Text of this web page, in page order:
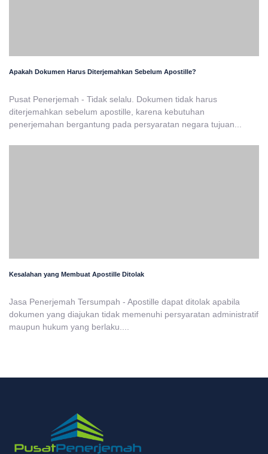
Apakah Dokumen Harus Diterjemahkan Sebelum Apostille?
Pusat Penerjemah - Tidak selalu. Dokumen tidak harus
diterjemahkan sebelum apostille, karena kebutuhan
penerjemahan bergantung pada persyaratan negara tujuan...
Kesalahan yang Membuat Apostille Ditolak
Jasa Penerjemah Tersumpah - Apostille dapat ditolak apabila
dokumen yang diajukan tidak memenuhi persyaratan administratif
maupun hukum yang berlaku....